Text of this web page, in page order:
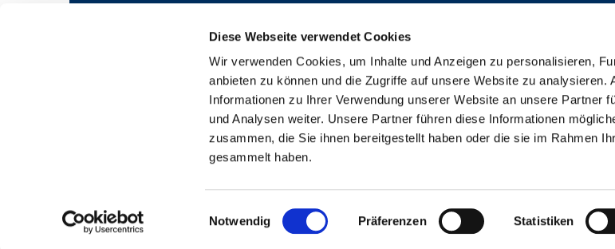
Diese Webseite verwendet Cookies
Wir verwenden Cookies, um Inhalte und Anzeigen zu personalisieren,
anbieten zu können und die Zugriffe auf unsere Website zu analysieren.
Informationen zu Ihrer Verwendung unserer Website an unsere Partner
und Analysen weiter. Unsere Partner führen diese Informationen
zusammen, die Sie ihnen bereitgestellt haben oder die sie im Rahmen
gesammelt haben.
i
Notwendig Präferenzen Statistiken
Kath. Kirchengemeinde Pfarrei Bernhard Lichtenberg Berlin-Mitte · Yorckstr. 88C, 10965
Kontaktinformationen Impressum